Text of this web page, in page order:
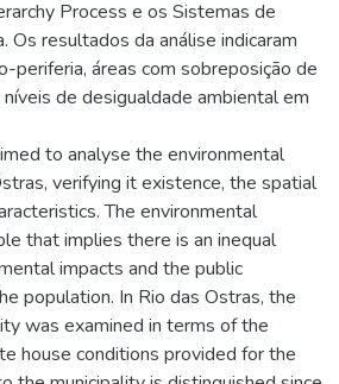
Process e os Sistemas de
Os resultados da análise indicaram
periferia, áreas com sobreposição de
de desigualdade ambiental em
to analyse the environmental
verifying it existence, the spatial
The environmental
that implies there is an inequal
impacts and the public
population. In Rio das Ostras, the
was examined in terms of the
house conditions provided for the